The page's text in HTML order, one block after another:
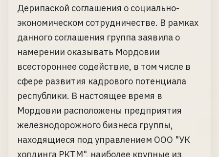
Дерипаской соглашения о социально-
экономическом сотрудничестве. В рамках
данного соглашения группа заявила о
намерении оказывать Мордовии
всестороннее содействие, в том числе в
сфере развития кадрового потенциала
республики. В настоящее время в
Мордовии расположены предприятия
железнодорожного бизнеса группы,
находящиеся под управлением ООО "УК
холдинга РКТМ", наиболее крупные из